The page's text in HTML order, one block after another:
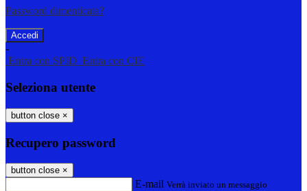
Password dimenticata?
-
Entra con SPID Entra con CIE
Seleziona utente
button close ×
Recupero password
button close ×
E-mail Verrà inviato un messaggio